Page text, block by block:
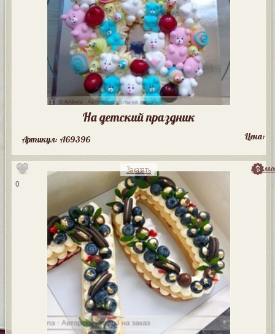
На детский праздник
Артикул: A69396 Цена:
0
Заказать